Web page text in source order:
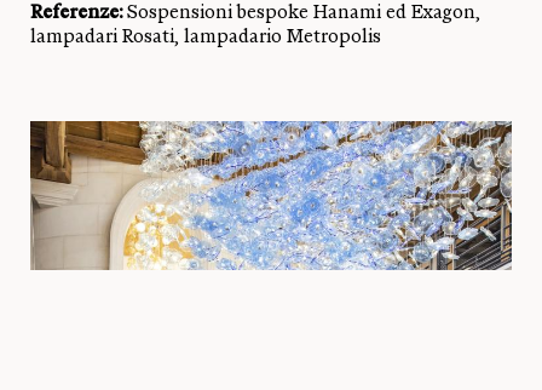
Referenze:Sospensioni bespoke Hanami ed Exagon,
lampadari Rosati, lampadario Metropolis